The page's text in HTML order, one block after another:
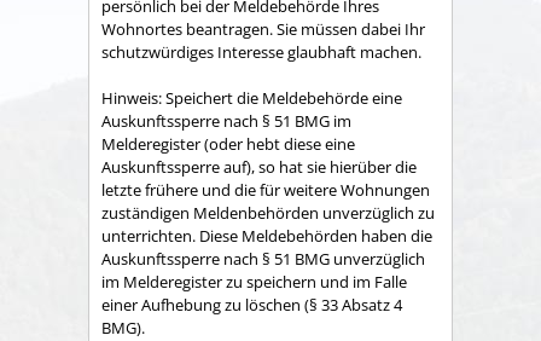
persönlich bei der Meldebehörde Ihres
Wohnortes beantragen. Sie müssen dabei Ihr
schutzwürdiges Interesse glaubhaft machen.
Hinweis:Speichert die Meldebehörde eine
Auskunftssperre nach § 51 BMG im
Melderegister (oder hebt diese eine
Auskunftssperre auf), so hat sie hierüber die
letzte frühere und die für weitere Wohnungen
zuständigen Meldenbehörden unverzüglich zu
unterrichten. Diese Meldebehörden haben die
Auskunftssperre nach § 51 BMG unverzüglich
im Melderegister zu speichern und im Falle
einer Aufhebung zu löschen (§ 33 Absatz 4
BMG).